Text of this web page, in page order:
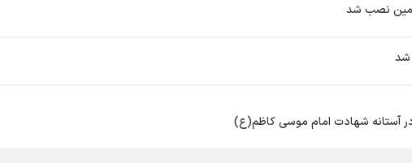
نصب شد
شد
آستانه شهادت امام موسی کاظم(ع)